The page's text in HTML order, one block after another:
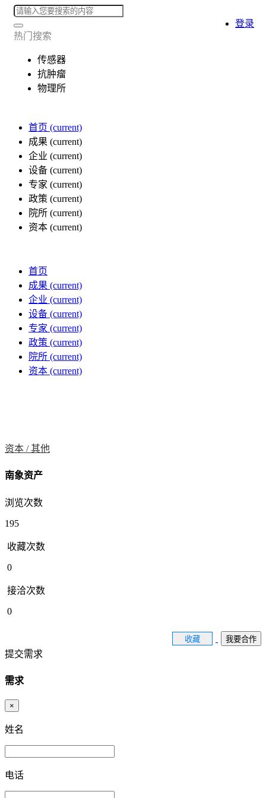
热门搜索
传感器
抗肿瘤
物理所
首页 (current)
成果 (current)
企业 (current)
设备 (current)
专家 (current)
政策 (current)
院所 (current)
资本 (current)
登录
首页
成果 (current)
企业 (current)
设备 (current)
专家 (current)
政策 (current)
院所 (current)
资本 (current)
资本 /其他
南象资产
浏览次数
195
收藏次数
0
接洽次数
0
收藏 我要合作
提交需求
需求
×
姓名
电话